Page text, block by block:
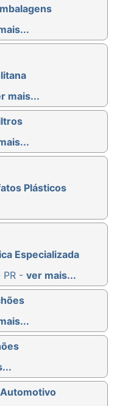
mais...
Plásticos
Especializada
PR - ver mais...